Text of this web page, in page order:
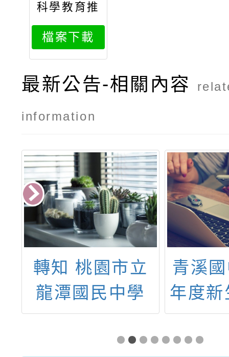
科學教育推
廣計畫第二
屆ccus教案
徵選辦法簡
章
檔案下載
最新公告-相關內容
information
轉知 桃園市立
龍潭國民中學
115 年度科學教
育計畫科展指導
青溪
年度
生名